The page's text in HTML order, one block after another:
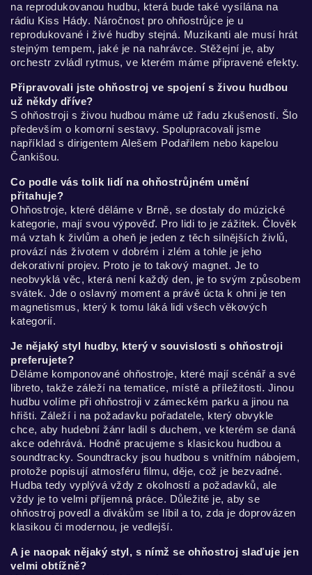
na reprodukovanou hudbu, která bude také vysílána na
rádiu Kiss Hády. Náročnost pro ohňostrůjce je u
reprodukované i živé hudby stejná. Muzikanti ale musí hrát
stejným tempem, jaké je na nahrávce. Stěžejní je, aby
orchestr zvládl rytmus, ve kterém máme připravené efekty.
Připravovali jste ohňostroj ve spojení s živou hudbou
už někdy dříve?
S ohňostroji s živou hudbou máme už řadu zkušeností. Šlo
především o komorní sestavy. Spolupracovali jsme
například s dirigentem Alešem Podařilem nebo kapelou
Čankišou.
Co podle vás tolik lidí na ohňostrůjném umění
přitahuje?
Ohňostroje, které děláme v Brně, se dostaly do múzické
kategorie, mají svou výpověď. Pro lidi to je zážitek. Člověk
má vztah k živlům a oheň je jeden z těch silnějších živlů,
provází nás životem v dobrém i zlém a tohle je jeho
dekorativní projev. Proto je to takový magnet. Je to
neobvyklá věc, která není každý den, je to svým způsobem
svátek. Jde o oslavný moment a právě úcta k ohni je ten
magnetismus, který k tomu láká lidi všech věkových
kategorií.
Je nějaký styl hudby, který v souvislosti s ohňostroji
preferujete?
Děláme komponované ohňostroje, které mají scénář a své
libreto, takže záleží na tematice, místě a příležitosti. Jinou
hudbu volíme při ohňostroji v zámeckém parku a jinou na
hřišti. Záleží i na požadavku pořadatele, který obvykle
chce, aby hudební žánr ladil s duchem, ve kterém se daná
akce odehrává. Hodně pracujeme s klasickou hudbou a
soundtracky. Soundtracky jsou hudbou s vnitřním nábojem,
protože popisují atmosféru filmu, děje, což je bezvadné.
Hudba tedy vyplývá vždy z okolností a požadavků, ale
vždy je to velmi příjemná práce. Důležité je, aby se
ohňostroj povedl a divákům se líbil a to, zda je doprovázen
klasikou či modernou, je vedlejší.
A je naopak nějaký styl, s nímž se ohňostroj slaďuje jen
velmi obtížně?